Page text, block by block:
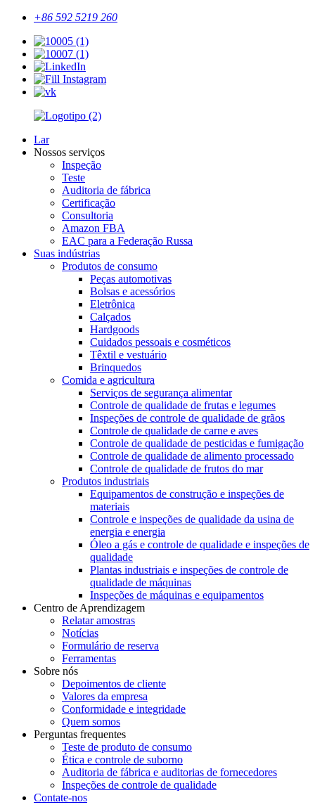
+86 592 5219 260
Lar
Nossos serviços
Inspeção
Teste
Auditoria de fábrica
Certificação
Consultoria
Amazon FBA
EAC para a Federação Russa
Suas indústrias
Produtos de consumo
Peças automotivas
Bolsas e acessórios
Eletrônica
Calçados
Hardgoods
Cuidados pessoais e cosméticos
Têxtil e vestuário
Brinquedos
Comida e agricultura
Serviços de segurança alimentar
Controle de qualidade de frutas e legumes
Inspeções de controle de qualidade de grãos
Controle de qualidade de carne e aves
Controle de qualidade de pesticidas e fumigação
Controle de qualidade de alimento processado
Controle de qualidade de frutos do mar
Produtos industriais
Equipamentos de construção e inspeções de
materiais
Controle e inspeções de qualidade da usina de
energia e energia
Óleo a gás e controle de qualidade e inspeções de
qualidade
Plantas industriais e inspeções de controle de
qualidade de máquinas
Inspeções de máquinas e equipamentos
Centro de Aprendizagem
Relatar amostras
Notícias
Formulário de reserva
Ferramentas
Sobre nós
Depoimentos de cliente
Valores da empresa
Conformidade e integridade
Quem somos
Perguntas frequentes
Teste de produto de consumo
Ética e controle de suborno
Auditoria de fábrica e auditorias de fornecedores
Inspeções de controle de qualidade
Contate-nos